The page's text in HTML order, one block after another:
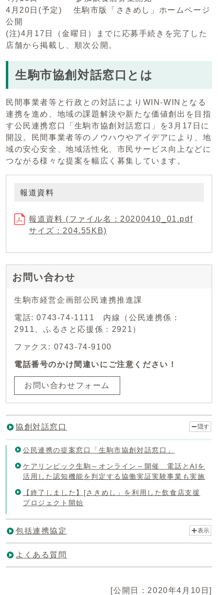
4月20日(予定) 生駒市版「さきめし」ホームページ
公開
(注)4月17日（金曜日）までに応募手続きを完了した
店舗から掲載し、順次公開。
生駒市協創対話窓口とは
民間事業者等と行政との対話によりWIN-WINとなる
連携を進め、地域の課題解決や新たな価値創出を目指
す公民連携窓口「生駒市協創対話窓口」を3月17日に
開設。民間事業者等のノウハウやアイデアにより、地
域の安心安全、地域活性化、市民サービス向上などに
つながる様々な提案を幅広く募集しています。
報道資料
報道資料 (ファイル名：20200410_01.pdf
サイズ：204.55KB)
お問い合わせ
生駒市経営企画部公民連携推進課
電話: 0743-74-1111 内線（公民連携係：
2911、ふるさと応援係：2921）
ファクス: 0743-74-9100
電話番号のかけ間違いにご注意ください！
お問い合わせフォーム
協創対話窓口 隠す
公民連携の提案窓口「生駒市協創対話窓口」
ケアリンピック生駒～オンライン～開催 電話とAIを
活用した認知機能を判定する協働実証実験事業も実施
【終了しました】[さきめし」を利用した飲食店支援
プロジェクト開始
包括連携協定 表示
よくある質問
[公開日：2020年4月10日]